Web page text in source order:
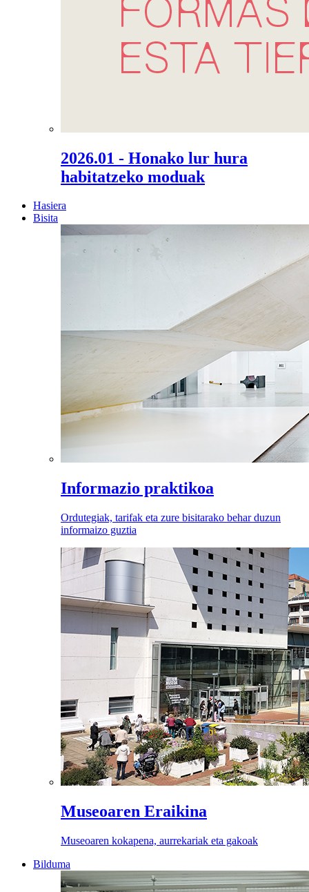
2026.01 - Honako lur hura
habitatzeko moduak
Hasiera
Bisita
Informazio praktikoa
Ordutegiak, tarifak eta zure bisitarako behar duzun
informaizo guztia
Museoaren Eraikina
Museoaren kokapena, aurrekariak eta gakoak
Bilduma